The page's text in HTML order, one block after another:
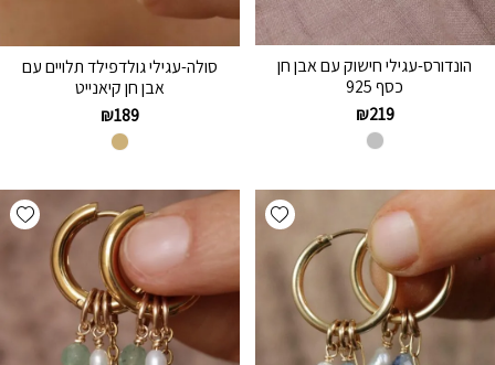
הונדורס-עגילי חישוק עם אבן חן
כסף 925
₪219
סולה-עגילי גולדפילד תלויים עם
אבן חן קיאנייט
₪189
Add wishlist